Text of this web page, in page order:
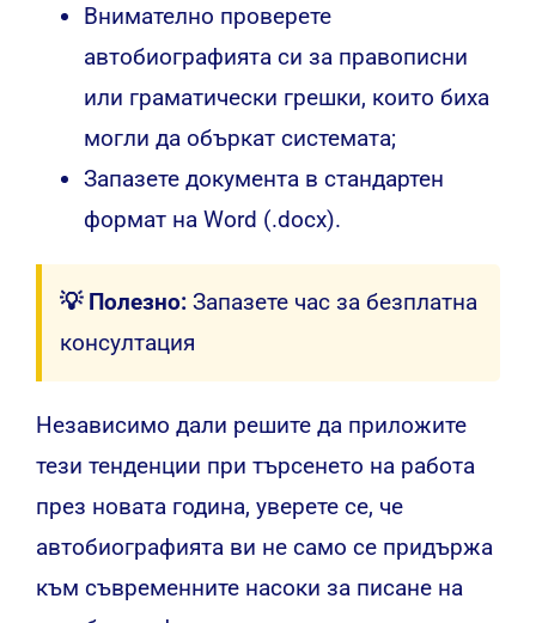
Внимателно проверете
автобиографията си за правописни
или граматически грешки, които биха
могли да объркат системата;
Запазете документа в стандартен
формат на Word (.docx).
💡 Полезно: Запазете час за безплатна
консултация
Независимо дали решите да приложите
тези тенденции при търсенето на работа
през новата година, уверете се, че
автобиографията ви не само се придържа
към съвременните насоки за писане на